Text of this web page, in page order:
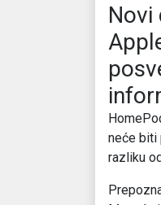
Novi
neće biti
razliku